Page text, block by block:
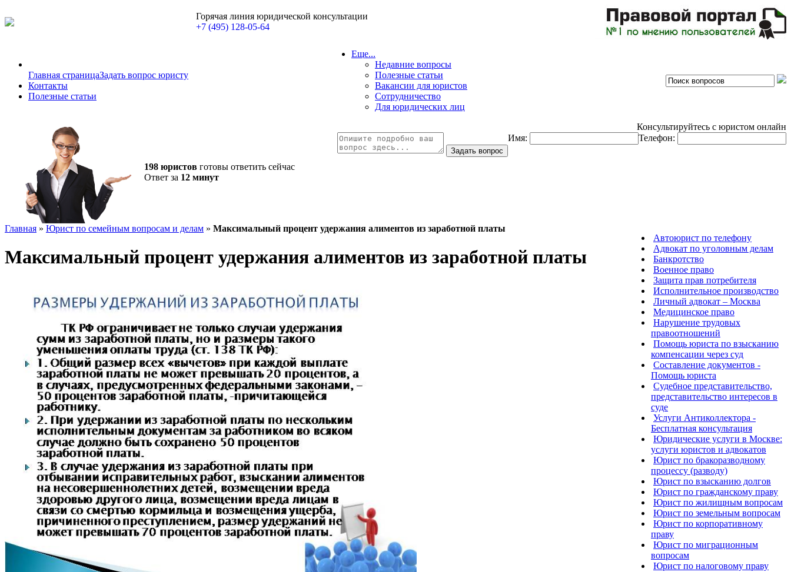
Горячая линия юридической консультации
+7 (495) 128-05-64
Главная страницаЗадать вопрос юристу
Контакты
Полезные статьи
Еще...
Недавние вопросы
Полезные статьи
Вакансии для юристов
Сотрудничество
Для юридических лиц
198 юристов готовы ответить сейчас
Ответ за 12 минут
Консультируйтесь с юристом онлайн
Имя:
Телефон:
Главная » Юрист по семейным вопросам и делам » Максимальный процент удержания алиментов из заработной платы
Максимальный процент удержания алиментов из заработной платы
Автоюрист по телефону
Адвокат по уголовным делам
Банкротство
Военное право
Защита прав потребителя
Исполнительное производство
Личный адвокат – Москва
Медицинское право
Нарушение трудовых
правоотношений
Помощь юриста по взысканию
компенсации через суд
Составление документов -
Помощь юриста
Судебное представительство,
представительство интересов в
суде
Услуги Антиколлектора -
Бесплатная консультация
Юридические услуги в Москве:
услуги юристов и адвокатов
Юрист по бракоразводному
процессу (разводу)
Юрист по взысканию долгов
Юрист по гражданскому праву
Юрист по жилищным вопросам
Юрист по земельным вопросам
Юрист по корпоративному
праву
Юрист по миграционным
вопросам
Юрист по налоговому праву